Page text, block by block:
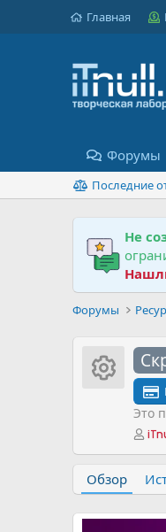
Главная
Форумы
Последние
Не
Форумы
Это
А
о
р
Обзор